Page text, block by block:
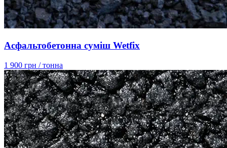
Асфальтобетонна суміш Wetfix
1 900 грн / тонна